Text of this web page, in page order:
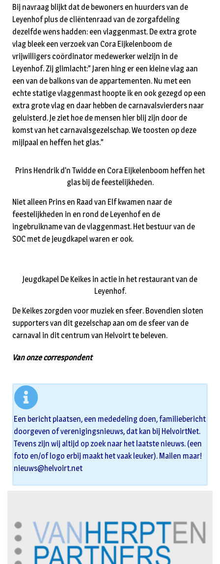
Bij navraag blijkt dat de bewoners en huurders van de
Leyenhof plus de cliëntenraad van de zorgafdeling
dezelfde wens hadden: een vlaggenmast. De extra grote
vlag bleek een verzoek van Cora Eijkelenboom de
vrijwilligers coördinator medewerker welzijn in de
Leyenhof. Zij glimlacht:” Jaren hing er een kleine vlag aan
een van de balkons van de appartementen. Nu met een
echte statige vlaggenmast hoopte ik en ook gezegd op een
extra grote vlag en daar hebben de carnavalsvierders naar
geluisterd. Je ziet hoe de mensen hier blij zijn door de
komst van het carnavalsgezelschap. We toosten op deze
mijlpaal en heffen het glas.”
Prins Hendrik d’n Twidde en Cora Eijkelenboom heffen het
glas bij de feestelijkheden.
Niet alleen Prins en Raad van Elf kwamen naar de
feestelijkheden in en rond de Leyenhof en de
ingebruikname van de vlaggenmast. Het bestuur van de
SOC met de jeugdkapel waren er ook.
Jeugdkapel De Keikes in actie in het restaurant van de
Leyenhof.
De Keikes zorgden voor muziek en sfeer. Bovendien sloten
supporters van dit gezelschap aan om de sfeer van de
carnaval in dit centrum van Helvoirt te beleven.
Van onze correspondent
Een bericht plaatsen, een mededeling doen, familiebericht
doorgeven of verenigingsnieuws, dat kan bij HelvoirtNet.
Tevens zijn wij altijd op zoek naar het laatste nieuws. (een
foto en/of logo erbij maakt het vaak leuker). Mailen maar!
nieuws@helvoirt.net